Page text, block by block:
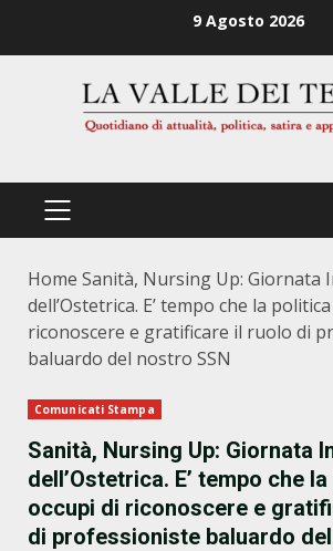
9 Agosto 2026
PRIMÄRES
Home Sanità, Nursing Up: Giornata
dell’Ostetrica. E’ tempo che la
riconoscere e gratificare il ruolo di
baluardo del nostro SSN
Comunicati Stampa
Sanità, Nursing Up: Giornata
dell’Ostetrica. E’ tempo che
occupi di riconoscere e
di professioniste baluardo